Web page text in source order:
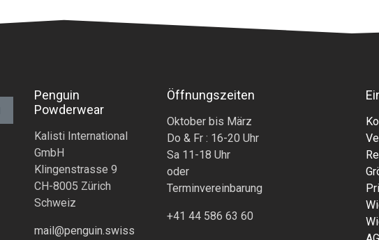
Penguin
Powderwear
Kalisti International
GmbH
Klingenstrasse 9
CH-8005 Zürich
Schweiz
mail@penguin.swiss
Öffnungszeiten
Oktober bis März
Do & Fr : 16-20 Uhr
Sa 11-18 Uhr
oder
Terminvereinbarung
+41 44 586 63 60